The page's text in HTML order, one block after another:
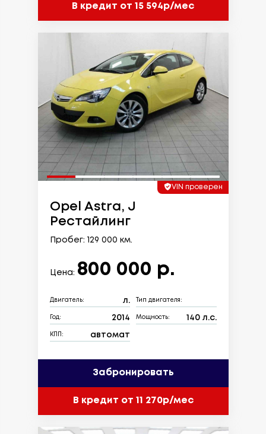
В кредит от 15 594р/мес
VIN проверен
Opel Astra, J
Рестайлинг
Пробег: 129 000 км.
Цена: 800 000 р.
Двигатель: л. Тип двигателя:
Год: 2014 Мощность: 140 л.с.
КПП: автомат
Забронировать
В кредит от 11 270р/мес